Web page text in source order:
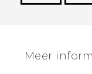
Meer